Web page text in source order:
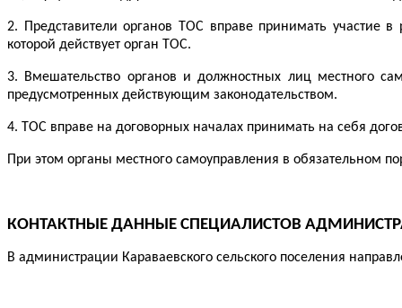
2. Представители органов ТОС вправе принимать участие
которой действует орган ТОС.
3. Вмешательство органов и должностных лиц местного
предусмотренных действующим законодательством.
4. ТОС вправе на договорных началах принимать на себя
При этом органы местного самоуправления в обязательном
КОНТАКТНЫЕ ДАННЫЕ СПЕЦИАЛИСТОВ
В администрации Караваевского сельского поселения